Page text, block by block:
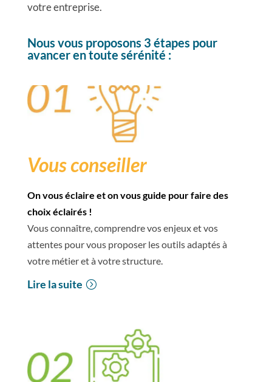
votre entreprise.
Nous vous proposons 3 étapes pour
avancer en toute sérénité :
Vous conseiller
On vous éclaire et on vous guide pour faire des
choix éclairés !
Vous connaître, comprendre vos enjeux et vos
attentes pour vous proposer les outils adaptés à
votre métier et à votre structure.
Lire la suite